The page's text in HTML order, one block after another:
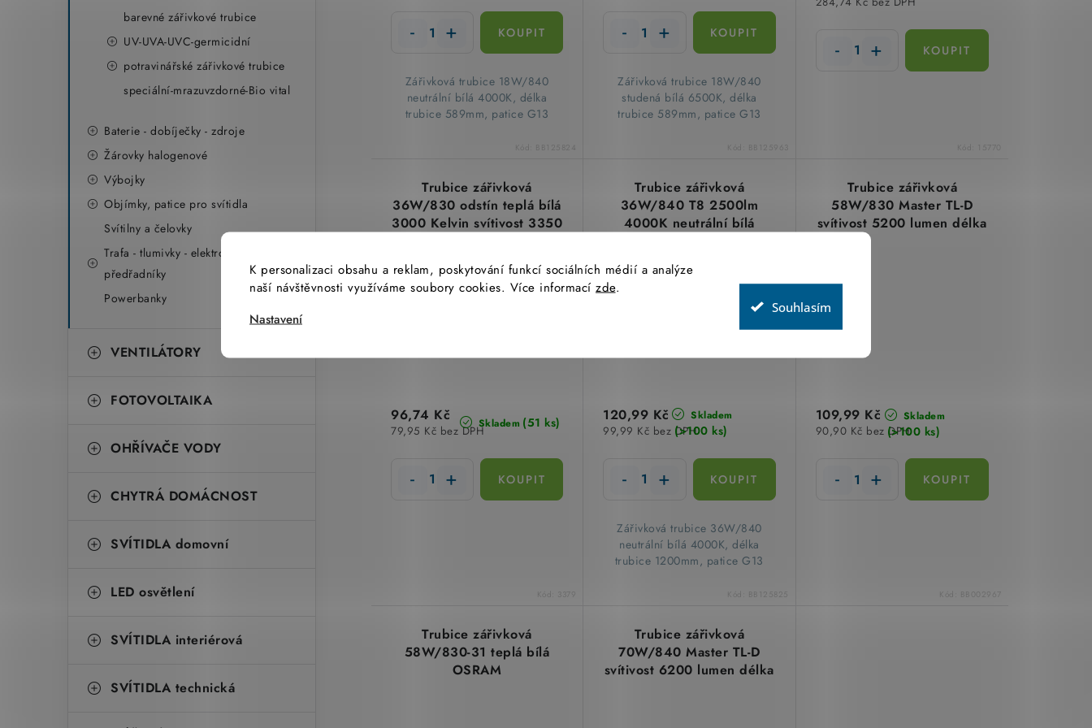
K personalizaci obsahu a reklam, poskytování funkcí sociálních médií a analýze
naší návštěvnosti využíváme soubory cookies. Více informací zde.
Nastavení
Souhlasím
barevné zářivkové trubice
UV-UVA-UVC-germicidní
potravinářské zářivkové trubice
speciální-mrazuvzdorné-Bio vital
Baterie - dobíječky - zdroje
Žárovky halogenové
Výbojky
Objímky, patice pro svítidla
Svítilny a čelovky
Trafa - tlumivky - elektronické
předřadníky
Powerbanky
VENTILÁTORY
FOTOVOLTAIKA
OHŘÍVAČE VODY
CHYTRÁ DOMÁCNOST
SVÍTIDLA domovní
LED osvětlení
SVÍTIDLA interiérová
SVÍTIDLA technická
​Zářivková trubice 18W/840
neutrální bílá 4000K, délka
trubice 589mm, patice G13
Kód: BB125824
​Zářivková trubice 18W/840
studená bílá 6500K, délka
trubice 589mm, patice G13
Kód: BB125963 Kód:
Trubice zářivková
36W/830 odstín teplá bílá
3000 Kelvin svítivost 3350
Skladem (51 ks)
79,95 Kč bez DPH
96,74 Kč
Kód: 3379
Trubice zářivková
36W/840 T8 2500lm
4000K neutrální bílá
Skladem
(>100 ks)
99,99 Kč bez DPH
120,99 Kč
​Zářivková trubice 36W/840
neutrální bílá 4000K, délka
trubice 1200mm, patice G13
Kód: BB125825
Trubice zářivková
58W/830 Master TL-D
svítivost 5200 lumen délka
150cm 3000 Kelvin Philips
Skladem
(>100 ks)
90,90 Kč bez DPH
109,99 Kč
Kód: BB002967
Trubice zářivková
58W/830-31 teplá bílá
OSRAM
Trubice zářivková
70W/840 Master TL-D
svítivost 6200 lumen délka